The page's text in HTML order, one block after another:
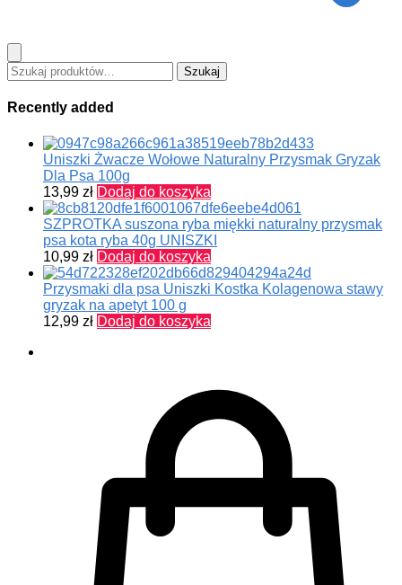
Szukaj: Szukaj
Recently added
Uniszki Żwacze Wołowe Naturalny Przysmak Gryzak
Dla Psa 100g
13,99 zł Dodaj do koszyka
SZPROTKA suszona ryba miękki naturalny przysmak
psa kota ryba 40g UNISZKI
10,99 zł Dodaj do koszyka
Przysmaki dla psa Uniszki Kostka Kolagenowa stawy
gryzak na apetyt 100 g
12,99 zł Dodaj do koszyka